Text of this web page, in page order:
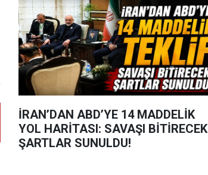
İRAN’DAN ABD’YE 14 MADDELİK
YOL HARİTASI: SAVAŞI BİTİRECEK
ŞARTLAR SUNULDU!